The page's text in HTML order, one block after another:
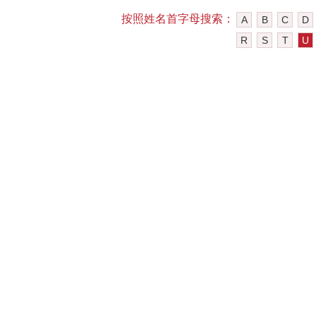
按照姓名首字母搜索： A B C D
R
S T U